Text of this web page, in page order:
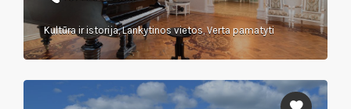
Kultūra ir istorija, Lankytinos vietos, Verta pamatyti